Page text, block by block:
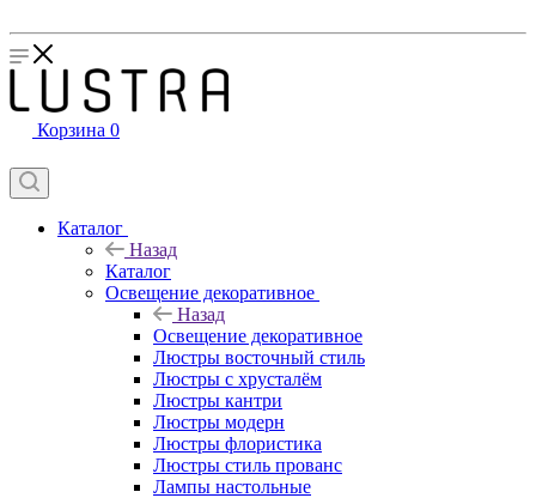
Корзина 0
Каталог
Назад
Каталог
Освещение декоративное
Назад
Освещение декоративное
Люстры восточный стиль
Люстры с хрусталём
Люстры кантри
Люстры модерн
Люстры флористика
Люстры стиль прованс
Лампы настольные